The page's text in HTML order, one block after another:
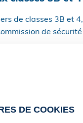
de classes 3B et
de
laser) ;DE COOKIES